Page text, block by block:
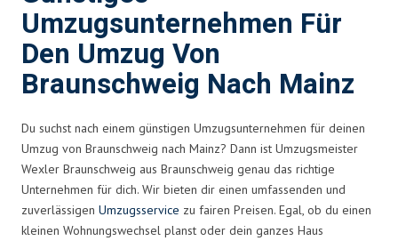
Umzugsunternehmen Für
Den Umzug Von
Braunschweig Nach Mainz
Du suchst nach einem günstigen Umzugsunternehmen für deinen
Umzug von Braunschweig nach Mainz? Dann ist Umzugsmeister
Wexler Braunschweig aus Braunschweig genau das richtige
Unternehmen für dich. Wir bieten dir einen umfassenden und
zuverlässigen Umzugsservice zu fairen Preisen. Egal, ob du einen
kleinen Wohnungswechsel planst oder dein ganzes Haus